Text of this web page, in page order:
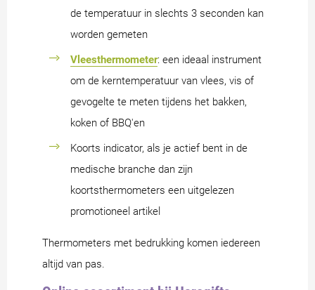
de temperatuur in slechts 3 seconden kan
worden gemeten
Vleesthermometer: een ideaal instrument
om de kerntemperatuur van vlees, vis of
gevogelte te meten tijdens het bakken,
koken of BBQ'en
Koorts indicator, als je actief bent in de
medische branche dan zijn
koortsthermometers een uitgelezen
promotioneel artikel
Thermometers met bedrukking komen iedereen
altijd van pas.